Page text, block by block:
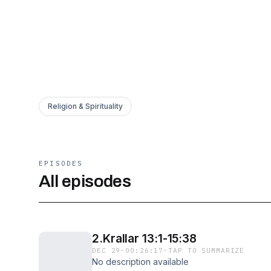
Religion & Spirituality
EPISODES
All episodes
2.Krallar 13:1-15:38
DEC 29 · 00:26:17 ·TAP TO SUMMARIZE
No description available